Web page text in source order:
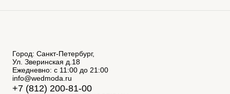
Город: Санкт-Петербург,
Ул. Зверинская д.18
Ежедневно: с 11:00 до 21:00
info@wedmoda.ru
+7 (812) 200-81-00